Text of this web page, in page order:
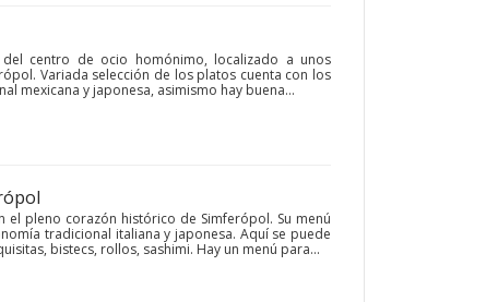
centro de ocio homónimo, localizado a unos
Variada selección de los platos cuenta con los
mexicana y japonesa, asimismo hay buena...
el pleno corazón histórico de Simferópol. Su menú
tradicional italiana y japonesa. Aquí se puede
bistecs, rollos, sashimi. Hay un menú para...